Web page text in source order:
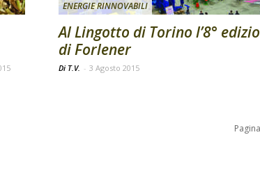
ENERGIE RINNOVABILI
Al Lingotto di Torino l’8°
di Forlener
Di T.V. - 3 Agosto 2015